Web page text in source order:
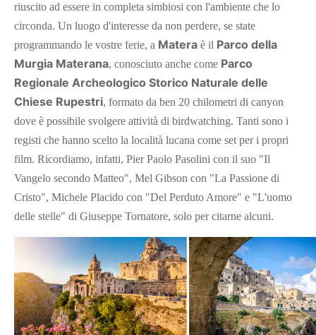
riuscito ad essere in completa simbiosi con l'ambiente che lo
circonda. Un luogo d'interesse da non perdere, se state
programmando le vostre ferie, a Matera è il Parco della
Murgia Materana, conosciuto anche come Parco
Regionale Archeologico Storico Naturale delle
Chiese Rupestri, formato da ben 20 chilometri di canyon
dove è possibile svolgere attività di birdwatching. Tanti sono i
registi che hanno scelto la località lucana come set per i propri
film. Ricordiamo, infatti, Pier Paolo Pasolini con il suo "Il
Vangelo secondo Matteo", Mel Gibson con "La Passione di
Cristo", Michele Placido con "Del Perduto Amore" e "L'uomo
delle stelle" di Giuseppe Tornatore, solo per citarne alcuni.